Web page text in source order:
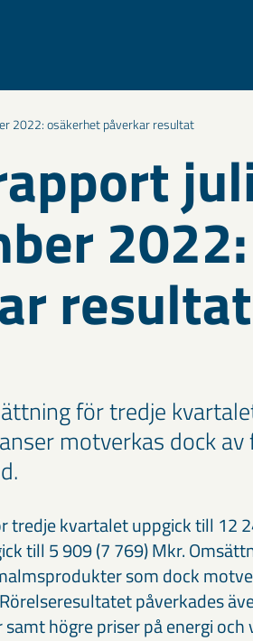
2022: osäkerhet påverkar resultat
resultat
för tredje
motverkas dock
kvartalet uppgick till 12
till 5 909 (7 769) Mkr.
som dock
påverkades
högre priser på energi och